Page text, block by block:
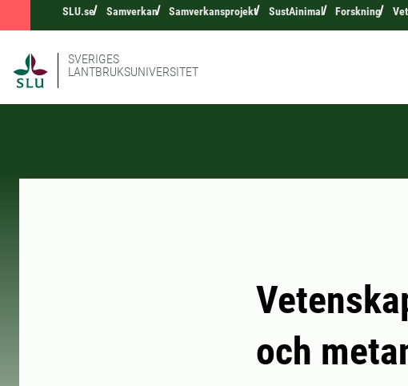
SLU.se Samverkan Samverkansprojekt SustAinimal Forskning
SVERIGES
LANTBRUKSUNIVERSITET
och